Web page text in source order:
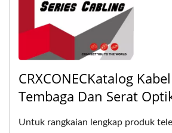
CRXCONECKatalog
Tembaga Dan Serat
Untuk rangkaian lengkap produk